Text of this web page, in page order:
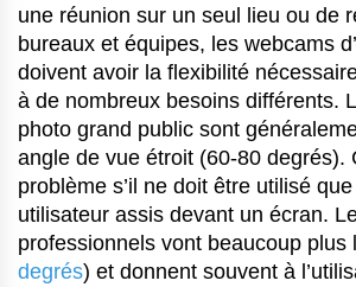
une réunion sur un seul lieu ou de
bureaux et équipes, les webcams
doivent avoir la flexibilité
à de nombreux besoins différents.
photo grand public sont
angle de vue étroit (60-80 degrés).
problème s’il ne doit être utilisé
utilisateur assis devant un écran.
professionnels vont beaucoup plus
degrés) et donnent souvent à